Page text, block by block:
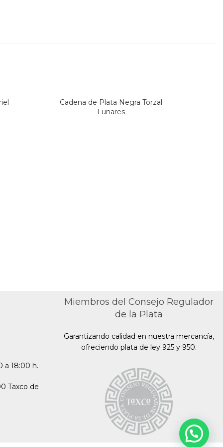
Cadena de Plata Negra Torzal
Lunares
a 18:00 h.
Taxco de
Miembros del Consejo Regulador
de la Plata
Garantizando calidad en nuestra mercancía,
ofreciendo plata de ley 925 y 950.